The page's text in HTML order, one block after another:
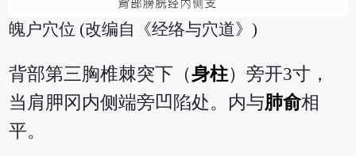
魄户穴位 (改编自《经络与穴道》)
背部第三胸椎棘突下（身柱）旁开3寸，
当肩胛冈内侧端旁凹陷处。内与肺俞相
平。